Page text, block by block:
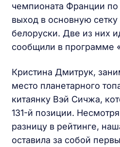
чемпионата Франции по
выход в основную сетку
белоруски. Две из них
сообщили в программе
Кристина Дмитрук,
место планетарного
китаянку Вэй Сичжа,
131-й позиции.
разницу в рейтинге,
оставила за собой